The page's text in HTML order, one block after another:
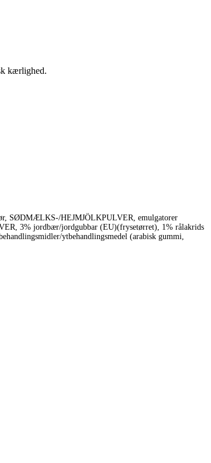
kærlighed.
SØDMÆLKS-/HEJMJÖLKPULVER, emulgatorer
3% jordbær/jordgubbar (EU)(frysetørret), 1% rålakrids
ytbehandlingsmedel (arabisk gummi,